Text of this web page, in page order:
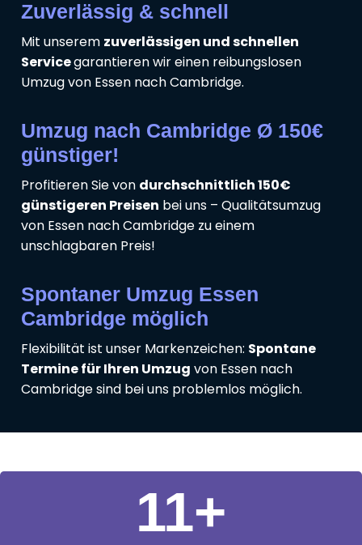
Zuverlässig & schnell
Mit unserem zuverlässigen und schnellen
Servicegarantieren wir einen reibungslosen
Umzug von Essen nach Cambridge.
Umzug nach Cambridge Ø 150€
günstiger!
Profitieren Sie von durchschnittlich 150€
günstigeren Preisen bei uns – Qualitätsumzug
von Essen nach Cambridge zu einem
unschlagbaren Preis!
Spontaner Umzug Essen
Cambridge möglich
Flexibilität ist unser Markenzeichen: Spontane
Termine für Ihren Umzug von Essen nach
Cambridge sind bei uns problemlos möglich.
11+